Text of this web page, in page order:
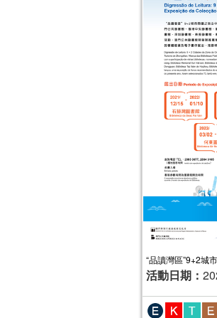
“品讀灣區”9+2城
活動日期：